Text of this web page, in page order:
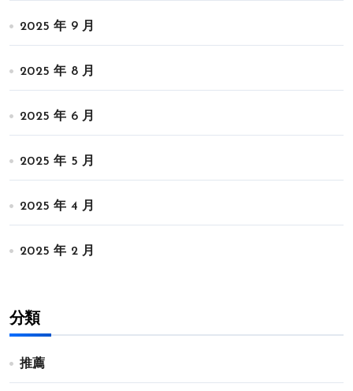
2025 年 9 月
2025 年 8 月
2025 年 6 月
2025 年 5 月
2025 年 4 月
2025 年 2 月
分類
推薦